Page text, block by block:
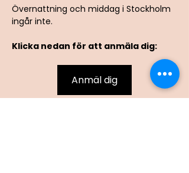
Övernattning och middag i Stockholm
ingår inte.
Klicka nedan för att anmäla dig:
Anmäl dig